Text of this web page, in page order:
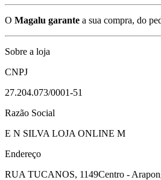
O Magalu garante a sua compra, do
Sobre a loja
CNPJ
27.204.073/0001-51
Razão Social
E N SILVA LOJA ONLINE M
Endereço
RUA TUCANOS, 1149Centro -